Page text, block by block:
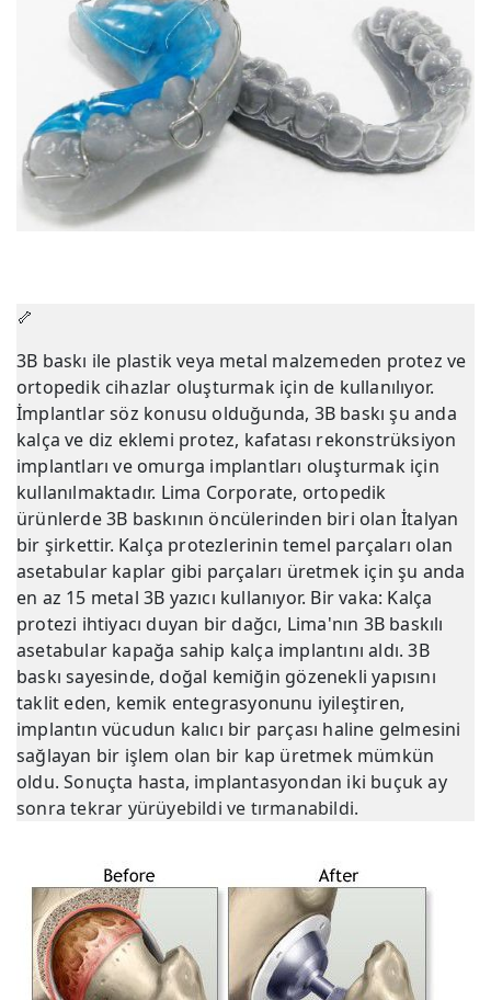
🦴
3B baskı ile plastik veya metal malzemeden protez ve
ortopedik cihazlar oluşturmak için de kullanılıyor.
İmplantlar söz konusu olduğunda, 3B baskı şu anda
kalça ve diz eklemi protez, kafatası rekonstrüksiyon
implantları ve omurga implantları oluşturmak için
kullanılmaktadır. Lima Corporate, ortopedik
ürünlerde 3B baskının öncülerinden biri olan İtalyan
bir şirkettir. Kalça protezlerinin temel parçaları olan
asetabular kaplar gibi parçaları üretmek için şu anda
en az 15 metal 3B yazıcı kullanıyor. Bir vaka: Kalça
protezi ihtiyacı duyan bir dağcı, Lima'nın 3B baskılı
asetabular kapağa sahip kalça implantını aldı. 3B
baskı sayesinde, doğal kemiğin gözenekli yapısını
taklit eden, kemik entegrasyonunu iyileştiren,
implantın vücudun kalıcı bir parçası haline gelmesini
sağlayan bir işlem olan bir kap üretmek mümkün
oldu. Sonuçta hasta, implantasyondan iki buçuk ay
sonra tekrar yürüyebildi ve tırmanabildi.